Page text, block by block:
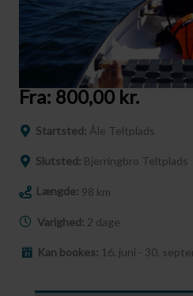
Fra: 800,00 kr.
Startsted: Åle Teltplads
Slutsted: Bjerringbro Teltplads
Længde: 98 km
Varighed: 2 dage
Kan bookes: 16. juni - 30.